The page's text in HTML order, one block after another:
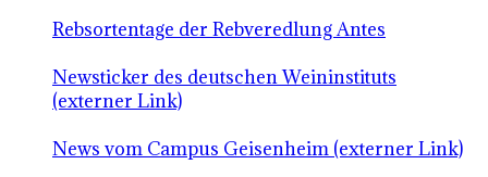
Rebsortentage der Rebveredlung Antes
Newsticker des deutschen Weininstituts
(externer Link)
News vom Campus Geisenheim (externer Link)